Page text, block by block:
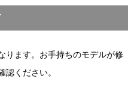
ります。お手持ちのモデルが修
認ください。